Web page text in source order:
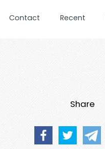
Contact Recent
Share